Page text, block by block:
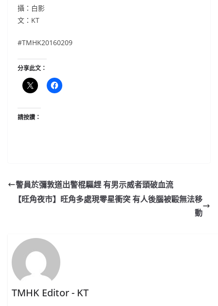
攝：白影
文：KT
#‎TMHK20160209
分享此文：
請按讚：
警員於彌敦道出警棍驅趕 有男示威者頭破血流
【旺角夜市】旺角多處現零星衝突 有人後腦被毆無法移
動
TMHK Editor - KT